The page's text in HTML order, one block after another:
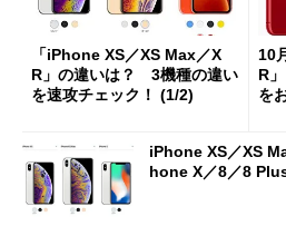
「iPhone XS／XS Max／X
R」の違いは？ 3機種の違い
を速攻チェック！ (1/2)
10
R
を
iPhone XS／XS
hone X／8／8